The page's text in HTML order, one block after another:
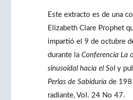
Este extracto es de una
Elizabeth Clare Prophet
impartió el 9 de octubre
durante laConferencia La
sinusoidal hacia el Sol y
Perlas de Sabiduría de
radiante, Vol. 24 No 47.